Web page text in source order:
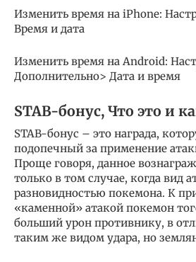
Изменить время на iPhone:
Время и дата
Изменить время на Android:
Дополнительно> Дата и время
STAB-бонус, Что это и
STAB-бонус – это награда,
подопечный за применение
Проще говоря, данное
только в том случае, когда вид
разновидностью покемона. К
«каменной» атакой покемон
больший урон противнику, в
таким же видом удара, но